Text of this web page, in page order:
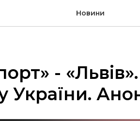
Новини
-
України.